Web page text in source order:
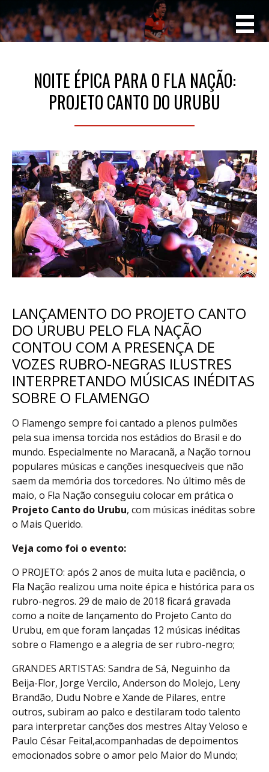
NOITE ÉPICA PARA O FLA NAÇÃO:
PROJETO CANTO DO URUBU
LANÇAMENTO DO PROJETO CANTO
DO URUBU PELO FLA NAÇÃO
CONTOU COM A PRESENÇA DE
VOZES RUBRO-NEGRAS ILUSTRES
INTERPRETANDO MÚSICAS INÉDITAS
SOBRE O FLAMENGO
O Flamengo sempre foi cantado a plenos pulmões
pela sua imensa torcida nos estádios do Brasil e do
mundo. Especialmente no Maracanã, a Nação tornou
populares músicas e canções inesquecíveis que não
saem da memória dos torcedores. No último mês de
maio, o Fla Nação conseguiu colocar em prática o
Projeto Canto do Urubu, com músicas inéditas sobre
o Mais Querido.
Veja como foi o evento:
O PROJETO: após 2 anos de muita luta e paciência, o
Fla Nação realizou uma noite épica e histórica para os
rubro-negros. 29 de maio de 2018 ficará gravada
como a noite de lançamento do Projeto Canto do
Urubu, em que foram lançadas 12 músicas inéditas
sobre o Flamengo e a alegria de ser rubro-negro;
GRANDES ARTISTAS: Sandra de Sá, Neguinho da
Beija-Flor, Jorge Vercilo, Anderson do Molejo, Leny
Brandão, Dudu Nobre e Xande de Pilares, entre
outros, subiram ao palco e destilaram todo talento
para interpretar canções dos mestres Altay Veloso e
Paulo César Feital,acompanhadas de depoimentos
emocionados sobre o amor pelo Maior do Mundo;